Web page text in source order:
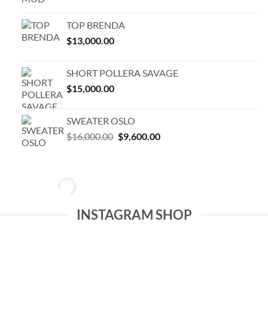
TOP BRENDA
$13,000.00
SHORT POLLERA SAVAGE
$15,000.00
SWEATER OSLO
$16,000.00 El
$9,600.00El
INSTAGRAM SHOP